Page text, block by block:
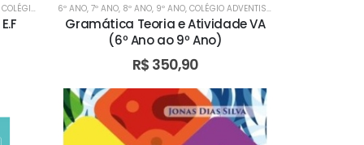
,COLÉGIO ADVENTISTA DA ASA SUL,COLÉGIO ADVENTISTA DE ÁGUAS CLARAS
COLÉGIO ADVENTISTA DE ÁGUAS CLARAS ,COLÉGIO ADVENTISTA DE PLANALTINA
6º ANO, 7º ANO, 8º ANO, 9º ANO, COLÉGIO ADVENTISTA DA ASA SUL
Gramática Teoria e Atividade VA
(6º Ano ao 9º Ano)
R$ 350,90